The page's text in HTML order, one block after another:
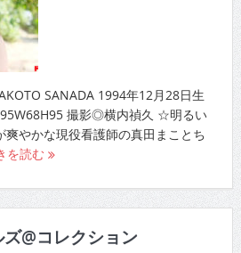
SANADA 1994年12月28日生
撮影◎横内禎久 ☆明るい
爽やかな現役看護師の真田まことち
を読む
ション